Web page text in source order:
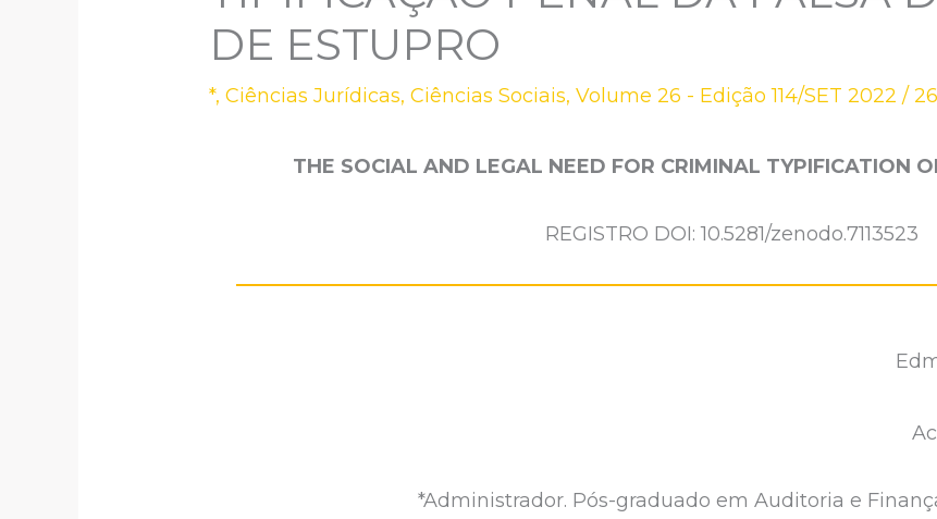
DE ESTUPRO
*,Ciências Jurídicas,Ciências Sociais,Volume 26 - Edição 114/SET 2022 /
THE SOCIAL AND LEGAL NEED FOR CRIMINAL TYPIFICATION
REGISTRO DOI: 10.5281/zenodo.7113523
*Administrador. Pós-graduado em Auditoria e